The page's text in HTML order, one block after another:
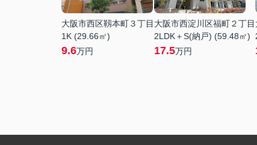
大阪市西区靱本町３丁目
1K (29.66㎡)
9.6万円
大阪市西淀川区福町２丁目
2LDK＋S(納戸) (59.48㎡)
17.5万円